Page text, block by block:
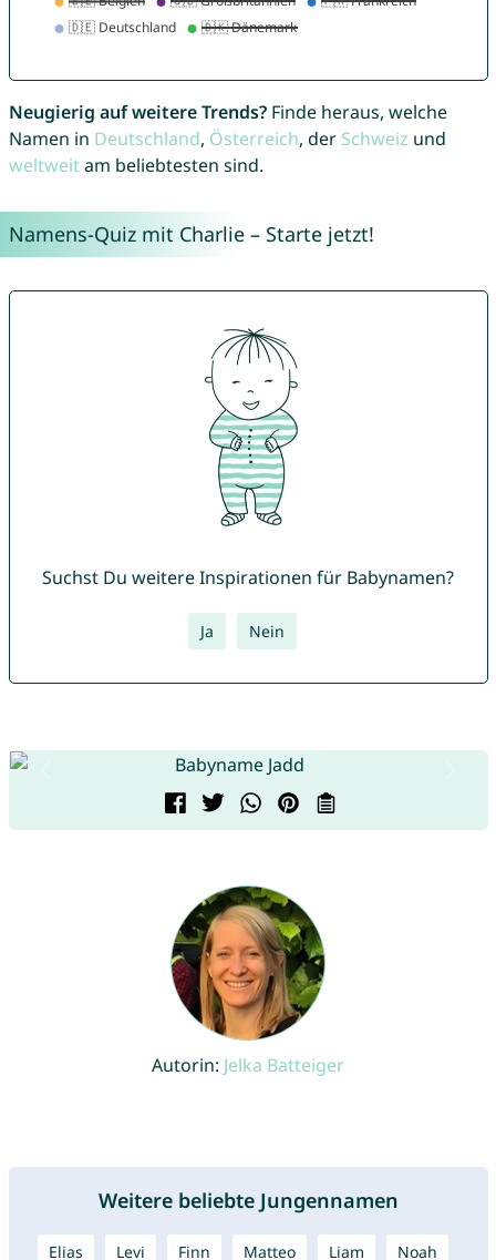
Neugierig auf weitere Trends?Finde heraus, welche
Namen in Deutschland, Österreich, der Schweiz und
weltweitam beliebtesten sind.
Namens-Quiz mit Charlie – Starte jetzt!
Suchst Du weitere Inspirationen für Babynamen?
Ja Nein
Autorin: Jelka Batteiger
Weitere beliebte Jungennamen
Elias Levi Finn Matteo Liam Noah